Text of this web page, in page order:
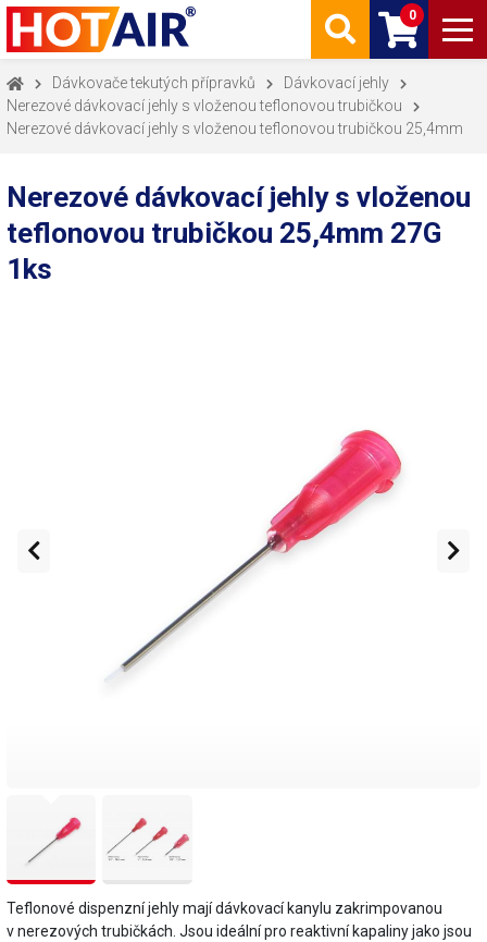
0
Dávkovače tekutých přípravků
Dávkovací jehly
Nerezové dávkovací jehly s vloženou teflonovou trubičkou
Nerezové dávkovací jehly s vloženou teflonovou trubičkou 25,4mm
Nerezové dávkovací jehly s vloženou
teflonovou trubičkou 25,4mm 27G
1ks
Teflonové dispenzní jehly mají dávkovací kanylu zakrimpovanou
v nerezových trubičkách. Jsou ideální pro reaktivní kapaliny jako jsou